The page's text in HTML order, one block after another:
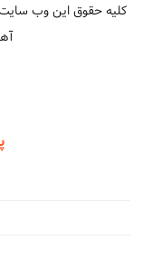
کلیه حقوق این وب